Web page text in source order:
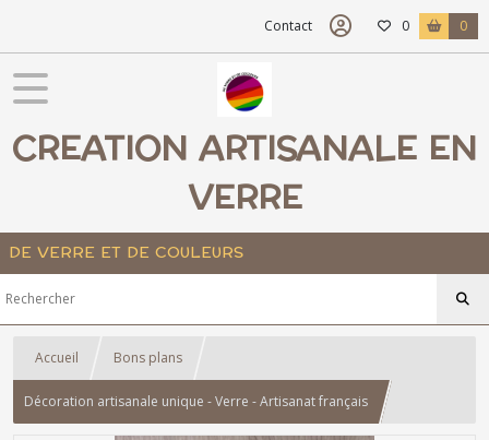
Contact 0 0
CREATION ARTISANALE EN
VERRE
DE VERRE ET DE COULEURS
Accueil Bons plans
Décoration artisanale unique - Verre - Artisanat français